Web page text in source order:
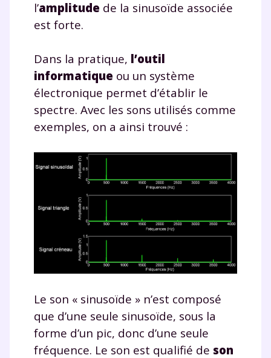
l’amplitude de la sinusoïde associée
est forte.
Dans la pratique, l’outil
informatique ou un système
électronique permet d’établir le
spectre. Avec les sons utilisés comme
exemples, on a ainsi trouvé :
Le son « sinusoïde » n’est composé
que d’une seule sinusoïde, sous la
forme d’un pic, donc d’une seule
fréquence. Le son est qualifié de son